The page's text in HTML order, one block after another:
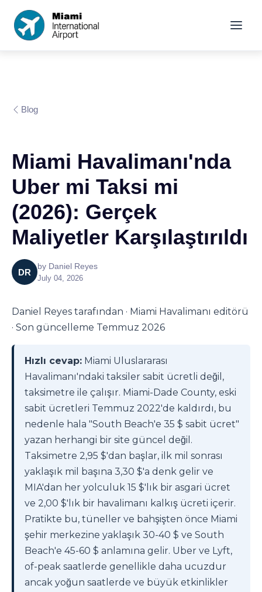
Blog
Miami Havalimanı'nda
Uber mi Taksi mi
(2026): Gerçek
Maliyetler Karşılaştırıldı
DR
by Daniel Reyes
July 04, 2026
Daniel Reyes tarafından · Miami Havalimanı editörü
· Son güncelleme Temmuz 2026
Hızlı cevap: Miami Uluslararası
Havalimanı'ndaki taksiler sabit ücretli değil,
taksimetre ile çalışır. Miami-Dade County, eski
sabit ücretleri Temmuz 2022'de kaldırdı, bu
nedenle hala "South Beach'e 35 $ sabit ücret"
yazan herhangi bir site güncel değil.
Taksimetre 2,95 $'dan başlar, ilk mil sonrası
yaklaşık mil başına 3,30 $'a denk gelir ve
MIA'dan her yolculuk 15 $'lık bir asgari ücret
ve 2,00 $'lık bir havalimanı kalkış ücreti içerir.
Pratikte bu, tüneller ve bahşişten önce Miami
şehir merkezine yaklaşık 30-40 $ ve South
Beach'e 45-60 $ anlamına gelir. Uber ve Lyft,
of-peak saatlerde genellikle daha ucuzdur
ancak yoğun saatlerde ve büyük etkinlikler